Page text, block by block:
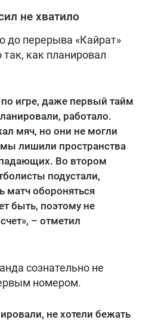
не хватило
до перерыва «Кайрат»
как планировал
игре, даже первый тайм
работало.
мяч, но они не могли
мы лишили пространства
Во втором
подустали,
матч обороняться
быть, поэтому не
– отметил
сознательно не
номером.
не хотели бежать